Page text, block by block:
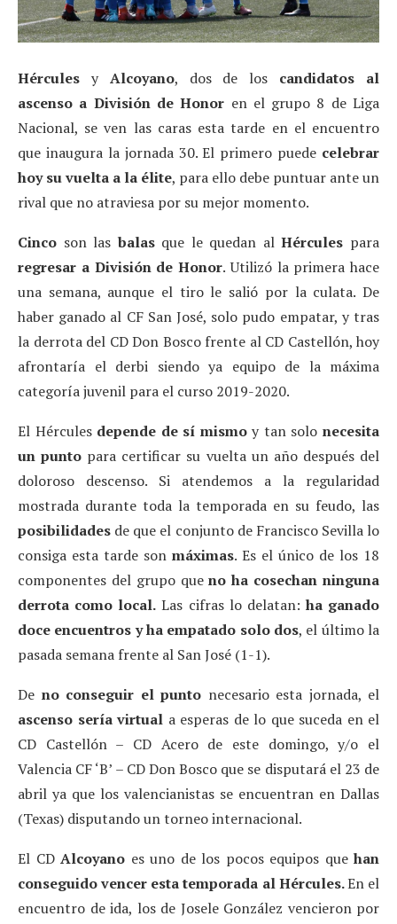
Hércules y Alcoyano, dos de los candidatos al
ascenso a División de Honor en el grupo 8 de Liga
Nacional, se ven las caras esta tarde en el encuentro
que inaugura la jornada 30. El primero puede celebrar
hoy su vuelta a la élite, para ello debe puntuar ante un
rival que no atraviesa por su mejor momento.
Cinco son las balasque le quedan alHércules para
regresar a División de Honor. Utilizó la primera hace
una semana, aunque el tiro le salió por la culata. De
haber ganado al CF San José, solo pudo empatar, y tras
la derrota del CD Don Bosco frente al CD Castellón, hoy
afrontaría el derbi siendo ya equipo de la máxima
categoría juvenil para el curso 2019-2020.
El Hércules depende de sí mismoy tan solonecesita
un punto para certificar su vuelta un año después del
doloroso descenso. Si atendemos a la regularidad
mostrada durante toda la temporada en su feudo, las
posibilidades de que el conjunto de Francisco Sevilla lo
consiga esta tarde son máximas. Es el único de los 18
componentes del grupo queno ha cosechan ninguna
derrota como local. Las cifras lo delatan: ha ganado
doce encuentros y ha empatado solo dos, el último la
pasada semana frente al San José (1-1).
De no conseguir el punto necesario esta jornada, el
ascenso sería virtual a esperas de lo que suceda en el
CD Castellón – CD Acero de este domingo, y/o el
Valencia CF ‘B’ – CD Don Bosco que se disputará el 23 de
abril ya que los valencianistas se encuentran en Dallas
(Texas) disputando un torneo internacional.
El CD Alcoyano es uno de los pocos equipos que han
conseguido vencer esta temporada al Hércules.En el
encuentro de ida, los de Josele González vencieron por